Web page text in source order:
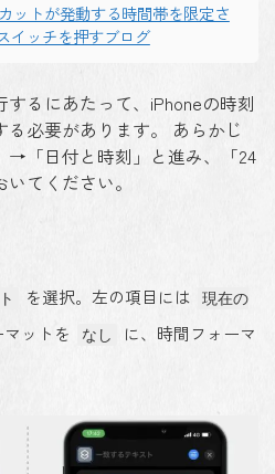
ットが発動する時間帯を限定さ
イッチを押すブログ
るにあたって、iPhoneの時刻
必要があります。 あらかじ
→「日付と時刻」と進み、「24
てください。
を選択。左の項目には 現在の
ットを なし
に、時間フォーマ